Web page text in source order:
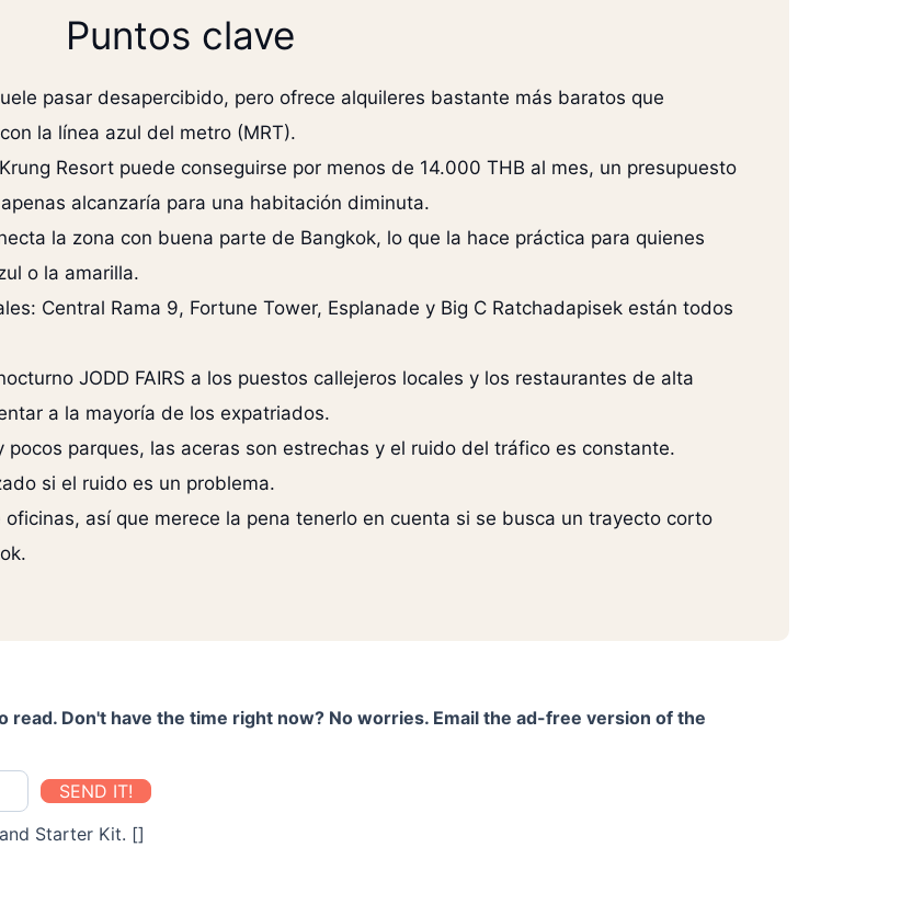
Puntos clave
pasar desapercibido, pero ofrece alquileres bastante más baratos que
la línea azul del metro (MRT).
Resort puede conseguirse por menos de 14.000 THB al mes, un presupuesto
alcanzaría para una habitación diminuta.
la zona con buena parte de Bangkok, lo que la hace práctica para quienes
o la amarilla.
Central Rama 9, Fortune Tower, Esplanade y Big C Ratchadapisek están todos
JODD FAIRS a los puestos callejeros locales y los restaurantes de alta
a la mayoría de los expatriados.
parques, las aceras son estrechas y el ruido del tráfico es constante.
si el ruido es un problema.
así que merece la pena tenerlo en cuenta si se busca un trayecto corto
read. Don't have the time right now? No worries. Email the ad-free version of the
SEND IT!
Starter Kit. []